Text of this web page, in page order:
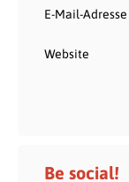
E-Mail-Adresse
Website
Be social!